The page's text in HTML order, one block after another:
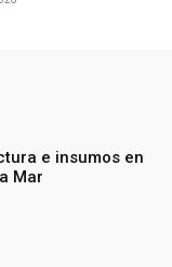
e insumos en
Mar